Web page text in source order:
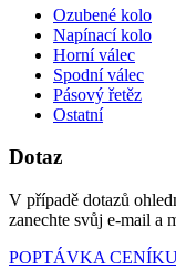
Ozubené kolo
Napínací kolo
Horní válec
Spodní válec
Pásový řetěz
Ostatní
Dotaz
V případě dotazů
zanechte svůj e-mail a
POPTÁVKA